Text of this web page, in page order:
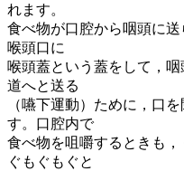
れます。
食べ物が口腔から咽頭に
喉頭口に
喉頭蓋という蓋をして，
道へと送る
（嚥下運動）ために，口
す。口腔内で
食べ物を咀嚼するときも
ぐもぐもぐと